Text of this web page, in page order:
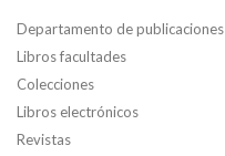
Departamento de publicaciones
Libros facultades
Colecciones
Libros electrónicos
Revistas